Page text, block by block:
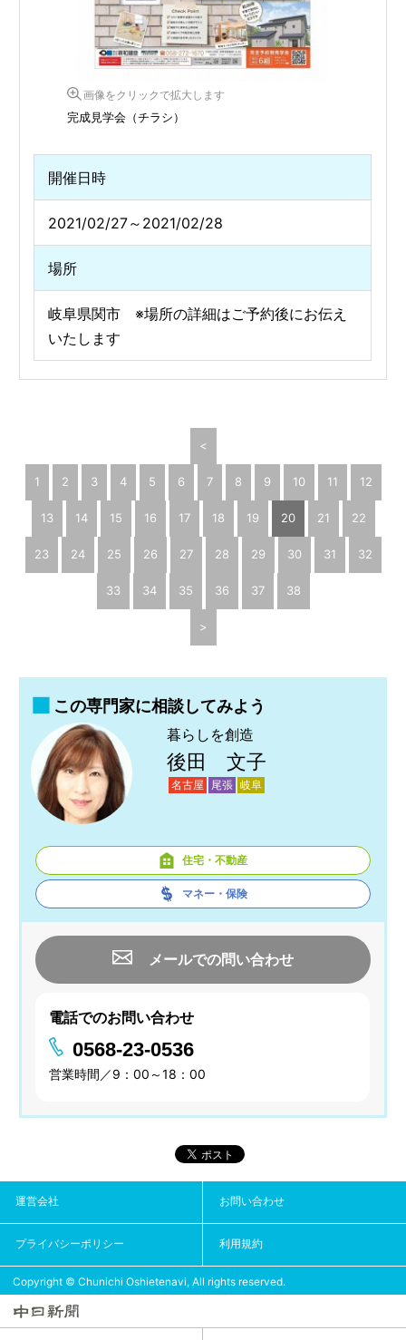
画像をクリックで拡大します
完成見学会（チラシ）
開催日時
2021/02/27～2021/02/28
場所
岐阜県関市 ※場所の詳細はご予約後にお伝え
いたします
<
1 2 3 4 5 6 7 8 9 10 11 12
13 14 15 16 17 18 19 20 21 22
23 24 25 26 27 28 29 30 31 32
33 34 35 36 37 38
>
この専門家に相談してみよう
暮らしを創造
後田 文子
名古屋 尾張 岐阜
住宅・不動産
マネー・保険
メールでの問い合わせ
電話でのお問い合わせ
0568-23-0536
営業時間／9：00～18：00
運営会社 お問い合わせ
プライバシーポリシー 利用規約
Copyright © Chunichi Oshietenavi, All rights reserved.